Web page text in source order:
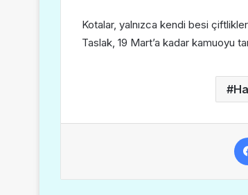
Kotalar, yalnızca kendi besi
Taslak, 19 Mart’a kadar kamuoyu